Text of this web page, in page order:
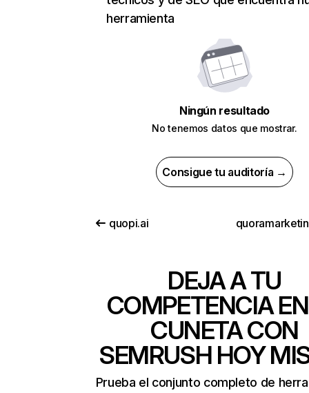
herramienta
Ningún resultado
No tenemos datos que mostrar.
Consigue tu auditoría →
quopi.ai
DEJA A TU
COMPETENCIA
CUNETA CON
SEMRUSH HOY
Prueba el conjunto completo de